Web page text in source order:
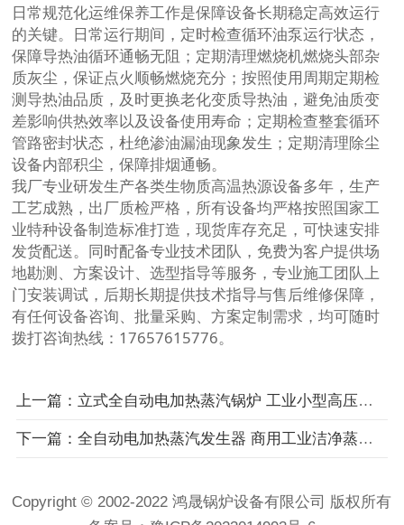
日常规范化运维保养工作是保障设备长期稳定高效运行
的关键。日常运行期间，定时检查循环油泵运行状态，
保障导热油循环通畅无阻；定期清理燃烧机燃烧头部杂
质灰尘，保证点火顺畅燃烧充分；按照使用周期定期检
测导热油品质，及时更换老化变质导热油，避免油质变
差影响供热效率以及设备使用寿命；定期检查整套循环
管路密封状态，杜绝渗油漏油现象发生；定期清理除尘
设备内部积尘，保障排烟通畅。
我厂专业研发生产各类生物质高温热源设备多年，生产
工艺成熟，出厂质检严格，所有设备均严格按照国家工
业特种设备制造标准打造，现货库存充足，可快速安排
发货配送。同时配备专业技术团队，免费为客户提供场
地勘测、方案设计、选型指导等服务，专业施工团队上
门安装调试，后期长期提供技术指导与售后维修保障，
有任何设备咨询、批量采购、方案定制需求，均可随时
拨打咨询热线：17657615776。
上一篇：立式全自动电加热蒸汽锅炉 工业小型高压蒸汽设备 环保零排放蒸汽炉
下一篇：全自动电加热蒸汽发生器 商用工业洁净蒸汽设备 免办证小型蒸汽炉
Copyright © 2002-2022 鸿晟锅炉设备有限公司 版权所有